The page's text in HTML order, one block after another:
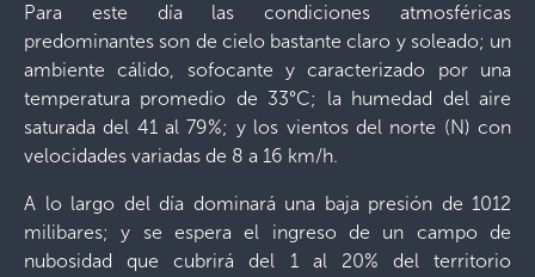
Para este día las condiciones atmosféricas
predominantes son de cielo bastante claro y soleado; un
ambiente cálido, sofocante y caracterizado por una
temperatura promedio de 33°C; la humedad del aire
saturada del 41 al 79%; y los vientos del norte (N) con
velocidades variadas de 8 a 16 km/h.
A lo largo del día dominará una baja presión de 1012
milibares; y se espera el ingreso de un campo de
nubosidad que cubrirá del 1 al 20% del territorio